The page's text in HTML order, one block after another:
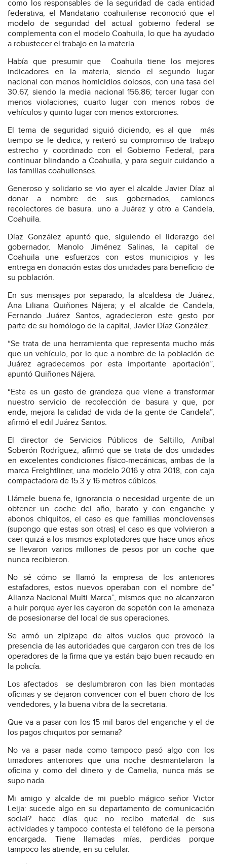
como los responsables de la seguridad de cada entidad
federativa, el Mandatario coahuilense reconoció que el
modelo de seguridad del actual gobierno federal se
complementa con el modelo Coahuila, lo que ha ayudado
a robustecer el trabajo en la materia.
Había que presumir que Coahuila tiene los mejores
indicadores en la materia, siendo el segundo lugar
nacional con menos homicidios dolosos, con una tasa del
30.67, siendo la media nacional 156.86; tercer lugar con
menos violaciones; cuarto lugar con menos robos de
vehículos y quinto lugar con menos extorciones.
El tema de seguridad siguió diciendo, es al que más
tiempo se le dedica, y reiteró su compromiso de trabajo
estrecho y coordinado con el Gobierno Federal, para
continuar blindando a Coahuila, y para seguir cuidando a
las familias coahuilenses.
Generoso y solidario se vio ayer el alcalde Javier Díaz al
donar a nombre de sus gobernados, camiones
recolectores de basura. uno a Juárez y otro a Candela,
Coahuila.
Díaz González apuntó que, siguiendo el liderazgo del
gobernador, Manolo Jiménez Salinas, la capital de
Coahuila une esfuerzos con estos municipios y les
entrega en donación estas dos unidades para beneficio de
su población.
En sus mensajes por separado, la alcaldesa de Juárez,
Ana Liliana Quiñones Nájera; y el alcalde de Candela,
Fernando Juárez Santos, agradecieron este gesto por
parte de su homólogo de la capital, Javier Díaz González.
“Se trata de una herramienta que representa mucho más
que un vehículo, por lo que a nombre de la población de
Juárez agradecemos por esta importante aportación”,
apuntó Quiñones Nájera.
“Este es un gesto de grandeza que viene a transformar
nuestro servicio de recolección de basura y que, por
ende, mejora la calidad de vida de la gente de Candela”,
afirmó el edil Juárez Santos.
El director de Servicios Públicos de Saltillo, Aníbal
Soberón Rodríguez, afirmó que se trata de dos unidades
en excelentes condiciones físico-mecánicas, ambas de la
marca Freightliner, una modelo 2016 y otra 2018, con caja
compactadora de 15.3 y 16 metros cúbicos.
Llámele buena fe, ignorancia o necesidad urgente de un
obtener un coche del año, barato y con enganche y
abonos chiquitos, el caso es que familias monclovenses
(supongo que estas son otras) el caso es que volvieron a
caer quizá a los mismos explotadores que hace unos años
se llevaron varios millones de pesos por un coche que
nunca recibieron.
No sé cómo se llamó la empresa de los anteriores
estafadores, estos nuevos operaban con el nombre de”
Alianza Nacional Multi Marca”, mismos que no alcanzaron
a huir porque ayer les cayeron de sopetón con la amenaza
de posesionarse del local de sus operaciones.
Se armó un zipizape de altos vuelos que provocó la
presencia de las autoridades que cargaron con tres de los
operadores de la firma que ya están bajo buen recaudo en
la policía.
Los afectados se deslumbraron con las bien montadas
oficinas y se dejaron convencer con el buen choro de los
vendedores, y la buena vibra de la secretaria.
Que va a pasar con los 15 mil baros del enganche y el de
los pagos chiquitos por semana?
No va a pasar nada como tampoco pasó algo con los
timadores anteriores que una noche desmantelaron la
oficina y como del dinero y de Camelia, nunca más se
supo nada.
Mi amigo y alcalde de mi pueblo mágico señor Victor
Leija: sucede algo en su departamento de comunicación
social? hace días que no recibo material de sus
actividades y tampoco contesta el teléfono de la persona
encargada. Tiene llamadas mías, perdidas porque
tampoco las atiende, en su celular.